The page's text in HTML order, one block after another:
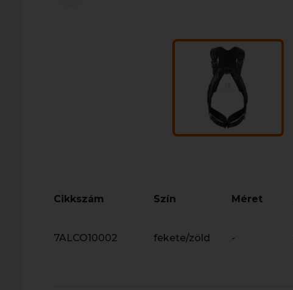
Cikkszám Szín Méret
7ALCO10002 fekete/zöld -